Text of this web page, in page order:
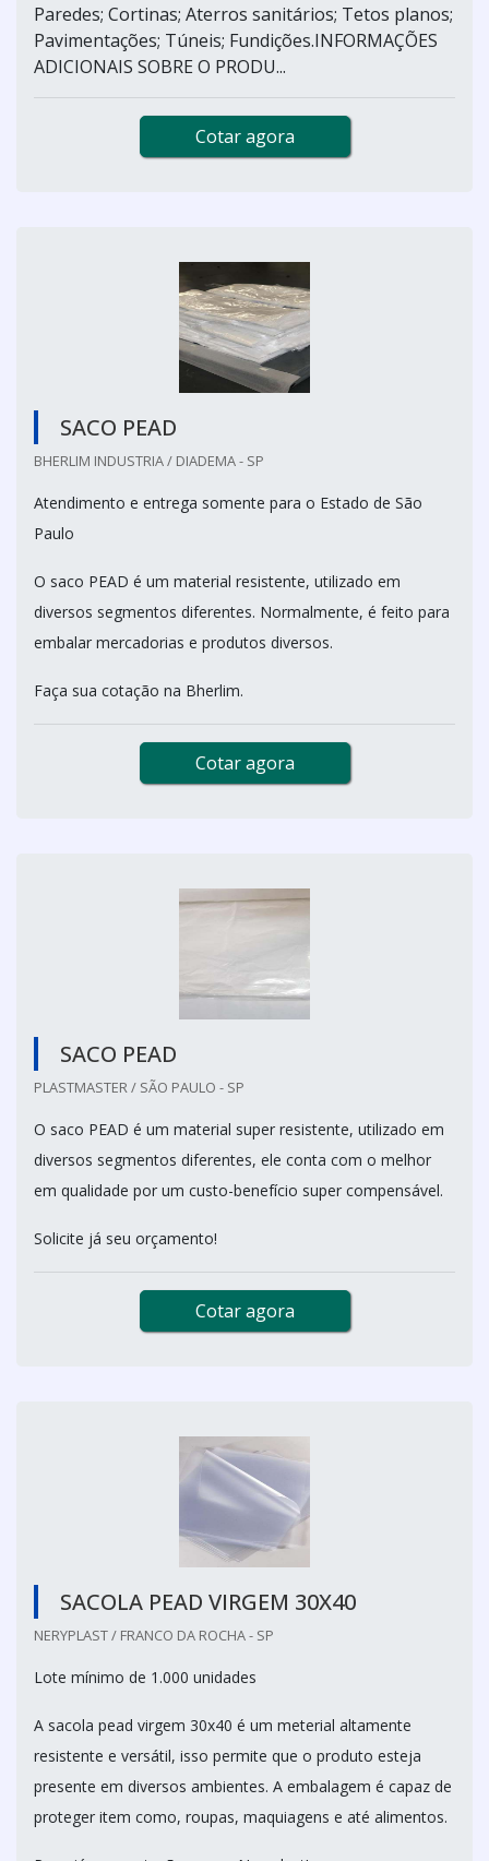
Paredes; Cortinas; Aterros sanitários; Tetos planos;
Pavimentações; Túneis; Fundições.INFORMAÇÕES
ADICIONAIS SOBRE O PRODU...
Cotar agora
SACO PEAD
BHERLIM INDUSTRIA / DIADEMA - SP
Atendimento e entrega somente para o Estado de São
Paulo
O saco PEAD é um material resistente, utilizado em
diversos segmentos diferentes. Normalmente, é feito para
embalar mercadorias e produtos diversos.
Faça sua cotação na Bherlim.
Cotar agora
SACO PEAD
PLASTMASTER / SÃO PAULO - SP
O saco PEAD é um material super resistente, utilizado em
diversos segmentos diferentes, ele conta com o melhor
em qualidade por um custo-benefício super compensável.
Solicite já seu orçamento!
Cotar agora
SACOLA PEAD VIRGEM 30X40
NERYPLAST / FRANCO DA ROCHA - SP
Lote mínimo de 1.000 unidades
A sacola pead virgem 30x40 é um meterial altamente
resistente e versátil, isso permite que o produto esteja
presente em diversos ambientes. A embalagem é capaz de
proteger item como, roupas, maquiagens e até alimentos.